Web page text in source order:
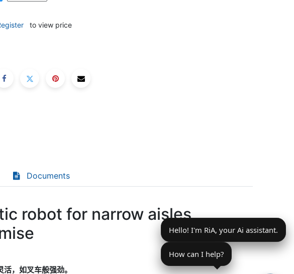
to view price
Documents
robot for narrow aisles,
，如叉车般强劲。
într-
Hello! I'm RiA, your Ai assistant.
How can I help?